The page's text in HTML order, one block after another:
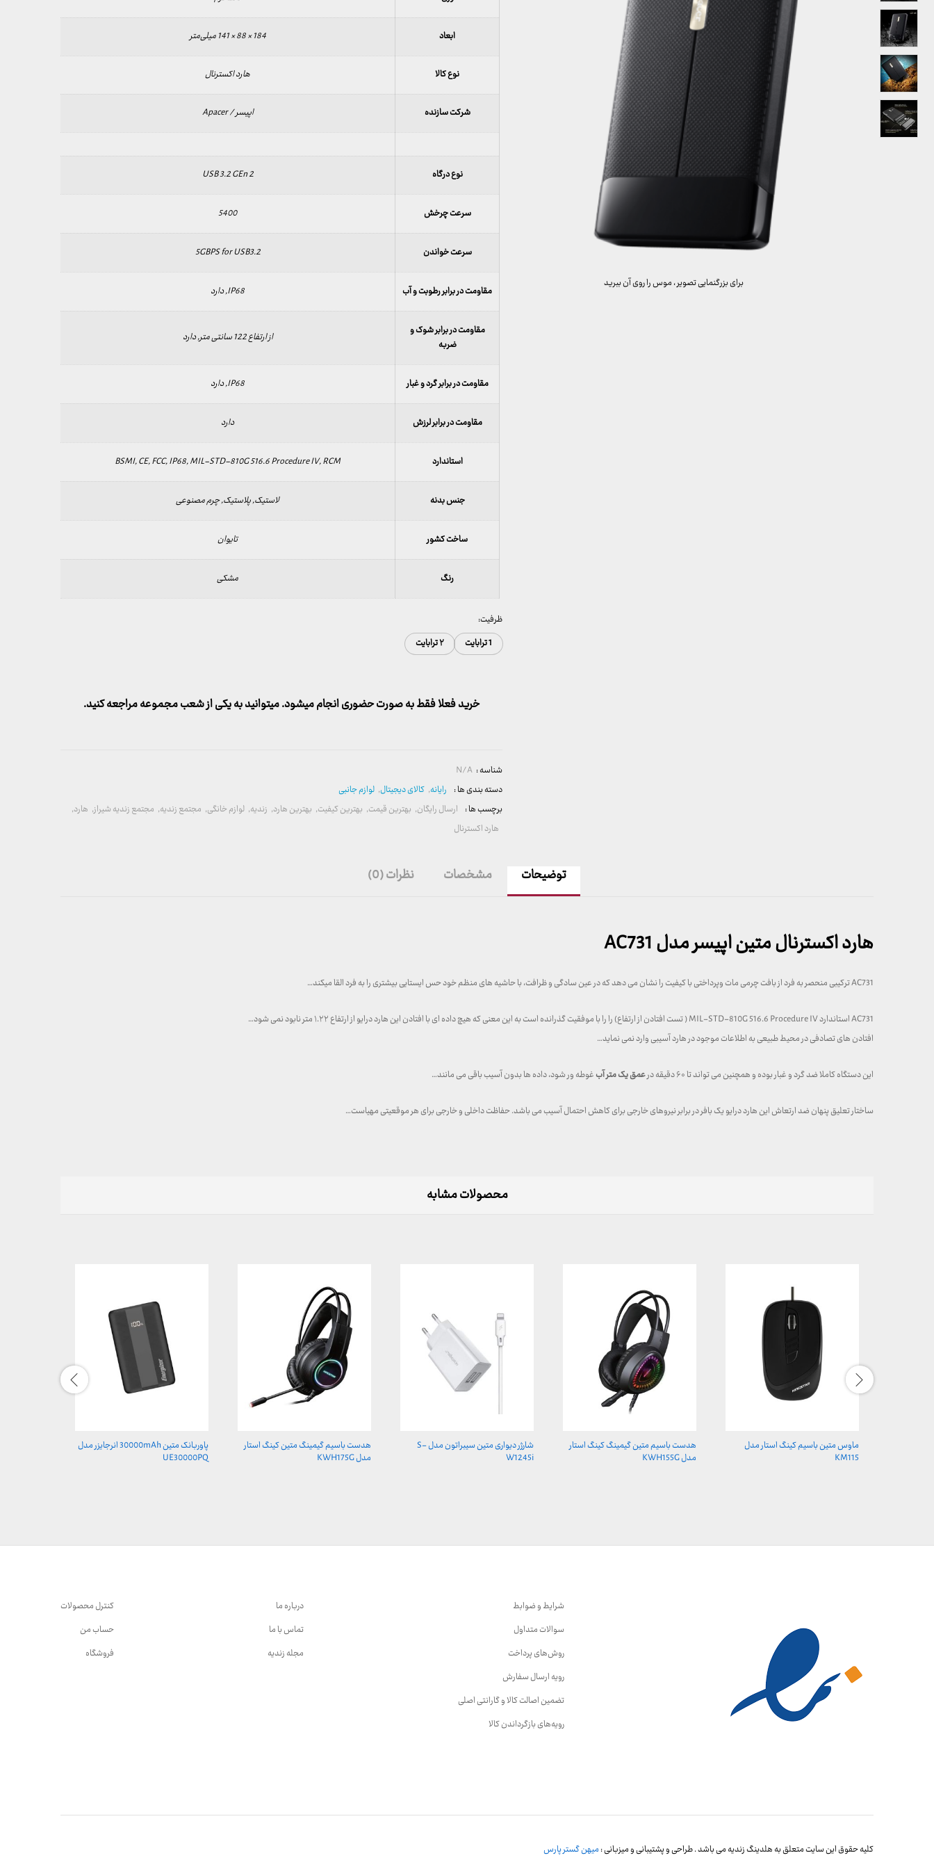
برای بزرگنمایی تصویر ، موس را روی آن ببرید
ابعاد 184 × 88 × 141 میلی‌متر
نوع کالا هارد اکسترنال
شرکت سازنده اپیسر / Apacer
نوع درگاه USB 3.2 GEn 2
سرعت چرخش 5400
سرعت خواندن 5GBPS for USB3.2
مقاومت در برابر رطوبت و آب IP68, دارد
مقاومت در برابر شوک و
ضربه
از ارتفاع 122 سانتی متر, دارد
مقاومت در برابر گرد و غبار IP68, دارد
مقاومت در برابر لرزش دارد
استاندارد BSMI, CE, FCC, IP68, MIL-STD-810G 516.6 Procedure IV, RCM
جنس بدنه لاستیک, پلاستیک, چرم مصنوعی
ساخت کشور تایوان
رنگ مشکی
ظرفیت:
1 ترابایت
۲ ترابایت
خرید فعلا فقط به صورت حضوری انجام میشود. میتوانید به یکی از شعب مجموعه مراجعه کنید.
شناسه : N/A
دسته بندی ها : رایانه, کالای دیجیتال, لوازم جانبی
برچسب ها : ارسال رایگان, بهترین قیمت, بهترین کیفیت, بهترین هارد, زندیه, لوازم خانگی, مجتمع زندیه, مجتمع زندیه شیراز, هارد,
هارد اکسترنال
توضیحات مشخصات نظرات (0)
هارد اکسترنال متین اپیسر مدل AC731
AC731 ترکیبی منحصر به فرد از بافت چرمی مات وپرداختی با کیفیت را نشان می دهد که در عین سادگی و ظرافت، با حاشیه های منظم خود حس ایستایی بیشتری را به فرد القا میکند…
AC731 استاندارد MIL-STD-810G 516.6 Procedure IV ( تست افتادن از ارتفاع) را را با موفقیت گذرانده است به این معنی که هیچ داده ای با افتادن این هارد درایو از ارتفاع ۱.۲۲ متر نابود نمی شود…
افتادن های تصادفی در محیط طبیعی به اطلاعات موجود در هارد آسیبی وارد نمی نماید…
این دستگاه کاملا ضد گرد و غبار بوده و همچنین می تواند تا ۶۰ دقیقه در عمق یک متر آبغوطه ور شود، داده ها بدون آسیب باقی می مانند…
ساختار تعلیق پنهان ضد ارتعاش این هارد درایو یک بافر در برابر نیروهای خارجی برای کاهش احتمال آسیب می باشد. حفاظت داخلی و خارجی برای هر موقعیتی مهیاست…
محصولات مشابه
ماوس متین باسیم کینگ استار مدل
KM115
هدست باسیم متین گیمینگ کینگ استار
مدل KWH155G
شارژر دیواری متین سیبراتون مدل S-
W1245i
هدست باسیم گیمینگ متین کینگ استار
مدل KWH175G
پاوربانک متین 30000mAh انرجایزر مدل
UE30000PQ
شرایط و ضوابط
سوالات متداول
روش‌های پرداخت
رویه ارسال سفارش
تضمین اصالت کالا و گارانتی اصلی
رویه‌های بازگرداندن کالا
درباره ما
تماس با ما
مجله زندیه
کنترل محصولات
حساب من
فروشگاه
کلیه حقوق این سایت متعلق به هلدینگ زندیه می باشد . طراحی و پشتیبانی و میزبانی :میهن گستر پارس